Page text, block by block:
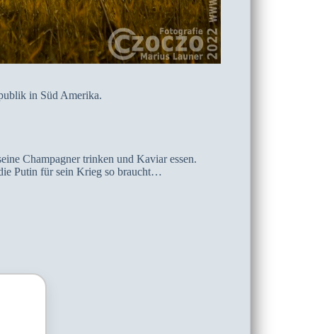
in Süd Amerika.
Champagner trinken und Kaviar essen.
Putin für sein Krieg so braucht…